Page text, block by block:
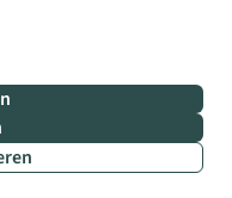
Bever
B.V.